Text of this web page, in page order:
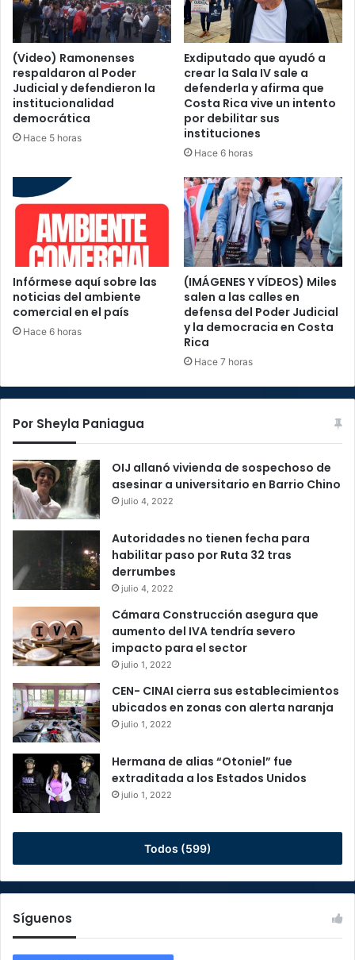
(Video) Ramonenses
respaldaron al Poder
Judicial y defendieron la
institucionalidad
democrática
Hace 5 horas
Exdiputado que ayudó a
crear la Sala IV sale a
defenderla y afirma que
Costa Rica vive un intento
por debilitar sus
instituciones
Hace 6 horas
Infórmese aquí sobre las
noticias del ambiente
comercial en el país
Hace 6 horas
(IMÁGENES Y VÍDEOS) Miles
salen a las calles en
defensa del Poder Judicial
y la democracia en Costa
Rica
Hace 7 horas
Por Sheyla Paniagua
OIJ allanó vivienda de sospechoso de
asesinar a universitario en Barrio Chino
julio 4, 2022
Autoridades no tienen fecha para
habilitar paso por Ruta 32 tras
derrumbes
julio 4, 2022
Cámara Construcción asegura que
aumento del IVA tendría severo
impacto para el sector
julio 1, 2022
CEN- CINAI cierra sus establecimientos
ubicados en zonas con alerta naranja
julio 1, 2022
Hermana de alias “Otoniel” fue
extraditada a los Estados Unidos
julio 1, 2022
Todos (599)
Síguenos